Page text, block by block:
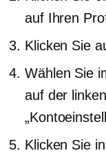
auf Ihren
Klicken Sie
Wählen Sie
auf der
Klicken Sie